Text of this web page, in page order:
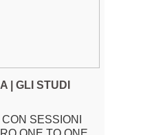
| GLI STUDI
SESSIONI